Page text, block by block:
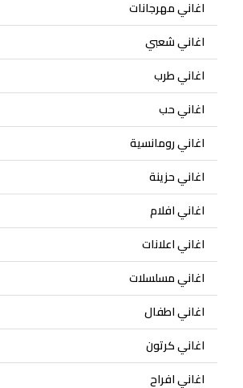
اغاني مهرجانات
اغاني شعبي
اغاني طرب
اغاني حب
اغاني رومانسية
اغاني حزينة
اغاني افلام
اغاني اعلانات
اغاني مسلسلات
اغاني اطفال
اغاني كرتون
اغاني افراح